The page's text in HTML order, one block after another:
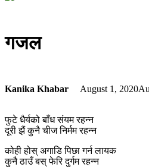
गजल
Kanika Khabar August 1, 2020
फुटे धैर्यको बाँध संयम रहन्न
दूरी झैं कुनै चीज निर्मम रहन्न
कोही होस् अगाडि पिछा गर्न लायक
कुनै ठाउँ बस् फेरि दुर्गम रहन्न